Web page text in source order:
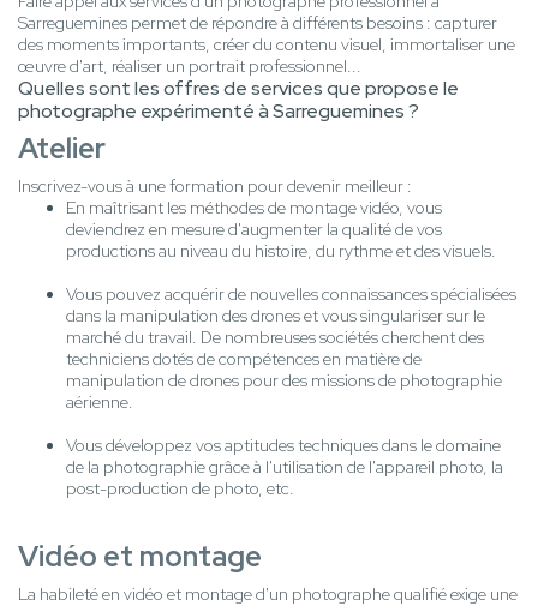
Sarreguemines permet de répondre à différents besoins : capturer
des moments importants, créer du contenu visuel, immortaliser une
œuvre d'art, réaliser un portrait professionnel...
Quelles sont les offres de services que propose le
photographe expérimenté à Sarreguemines ?
Atelier
Inscrivez-vous à une formation pour devenir meilleur :
En maîtrisant les méthodes de montage vidéo, vous
deviendrez en mesure d'augmenter la qualité de vos
productions au niveau du histoire, du rythme et des visuels.
Vous pouvez acquérir de nouvelles connaissances spécialisées
dans la manipulation des drones et vous singulariser sur le
marché du travail. De nombreuses sociétés cherchent des
techniciens dotés de compétences en matière de
manipulation de drones pour des missions de photographie
aérienne.
Vous développez vos aptitudes techniques dans le domaine
de la photographie grâce à l'utilisation de l'appareil photo, la
post-production de photo, etc.
Vidéo et montage
La habileté en vidéo et montage d'un photographe qualifié exige une